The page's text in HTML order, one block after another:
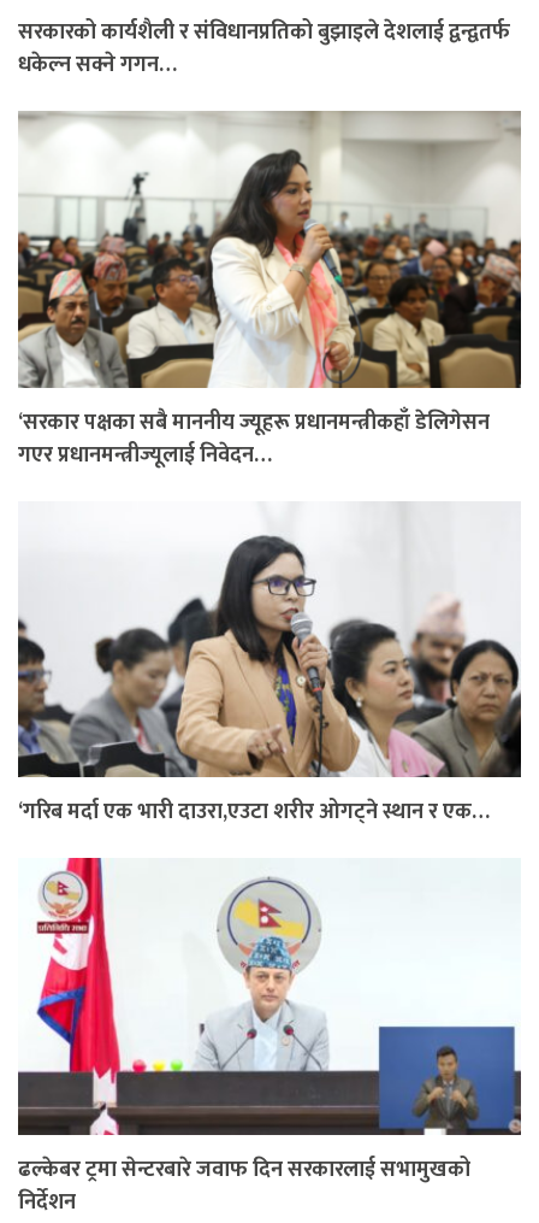
सरकारको कार्यशैली र संविधानप्रतिको बुझाइले देशलाई द्वन्द्वतर्फ
धकेल्न सक्ने गगन…
‘सरकार पक्षका सबै माननीय ज्यूहरू प्रधानमन्त्रीकहाँ डेलिगेसन
गएर प्रधानमन्त्रीज्यूलाई निवेदन…
‘गरिब मर्दा एक भारी दाउरा,एउटा शरीर ओगट्ने स्थान र एक…
ढल्केबर ट्रमा सेन्टरबारे जवाफ दिन सरकारलाई सभामुखको
निर्देशन